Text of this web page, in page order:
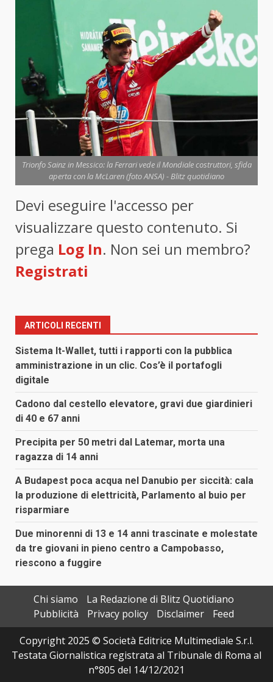
Trionfo Sainz in Messico: la Ferrari vede il Mondiale costruttori, sfida
aperta con la McLaren (foto ANSA) - Blitz quotidiano
Devi eseguire l'accesso per
visualizzare questo contenuto. Si
prega Log In. Non sei un membro?
Registrati
ARTICOLI RECENTI
Sistema It-Wallet, tutti i rapporti con la pubblica
amministrazione in un clic. Cos’è il portafogli
digitale
Cadono dal cestello elevatore, gravi due giardinieri
di 40 e 67 anni
Precipita per 50 metri dal Latemar, morta una
ragazza di 14 anni
A Budapest poca acqua nel Danubio per siccità: cala
la produzione di elettricità, Parlamento al buio per
risparmiare
Due minorenni di 13 e 14 anni trascinate e molestate
da tre giovani in pieno centro a Campobasso,
riescono a fuggire
Chi siamo
La Redazione di Blitz Quotidiano
Pubblicità
Privacy policy Disclaimer
Feed
Copyright 2025 © Società Editrice Multimediale S.r.l.
Testata Giornalistica registrata al Tribunale di Roma al
n°805 del 14/12/2021